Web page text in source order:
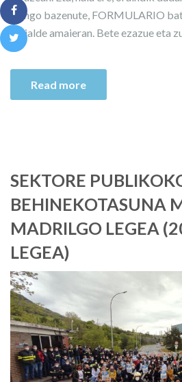
izango bazenute, FORMULARIO
orrialde amaieran. Bete ezazue eta
Read more
SEKTORE
BEHINEKOTASUNA
MADRILGO LEGEA
LEGEA)